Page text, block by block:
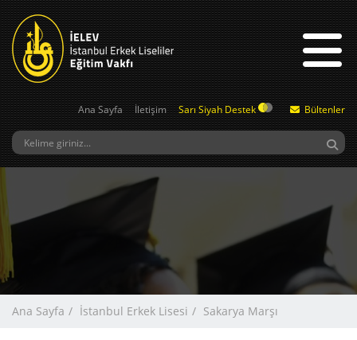
Ana Sayfa İletişim Sarı Siyah Destek Bültenler
Ana Sayfa İstanbul Erkek Lisesi Sakarya Marşı